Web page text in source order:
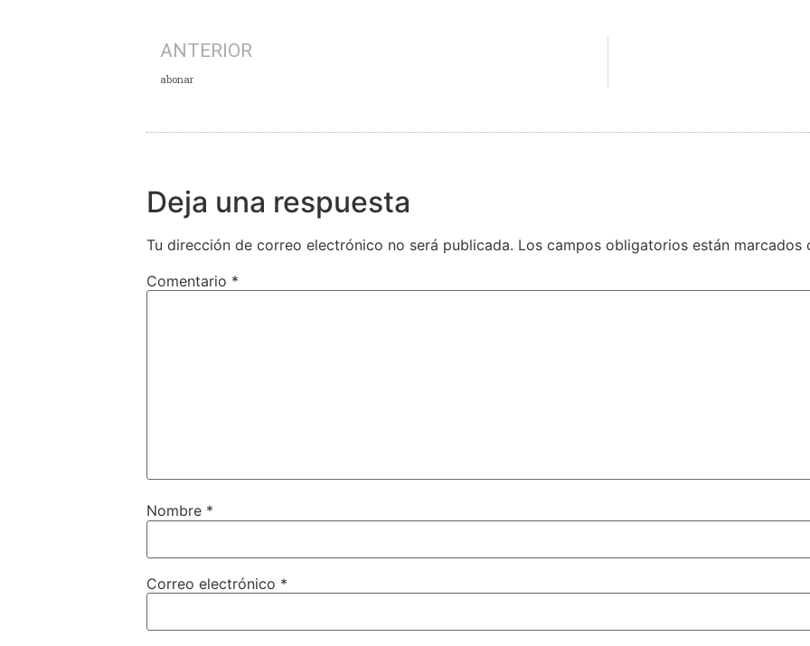
ANTERIOR
abonar
Deja una respuesta
Tu dirección de correo electrónico no será publicada. Los campos obligatorios están marcados
Comentario *
Nombre *
Correo electrónico *